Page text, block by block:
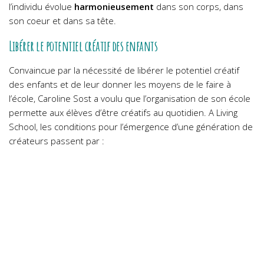
l’individu évolue harmonieusement dans son corps, dans
son coeur et dans sa tête.
Libérer le potentiel créatif des enfants
Convaincue par la nécessité de libérer le potentiel créatif
des enfants et de leur donner les moyens de le faire à
l’école, Caroline Sost a voulu que l’organisation de son école
permette aux élèves d’être créatifs au quotidien. A Living
School, les conditions pour l’émergence d’une génération de
créateurs passent par :